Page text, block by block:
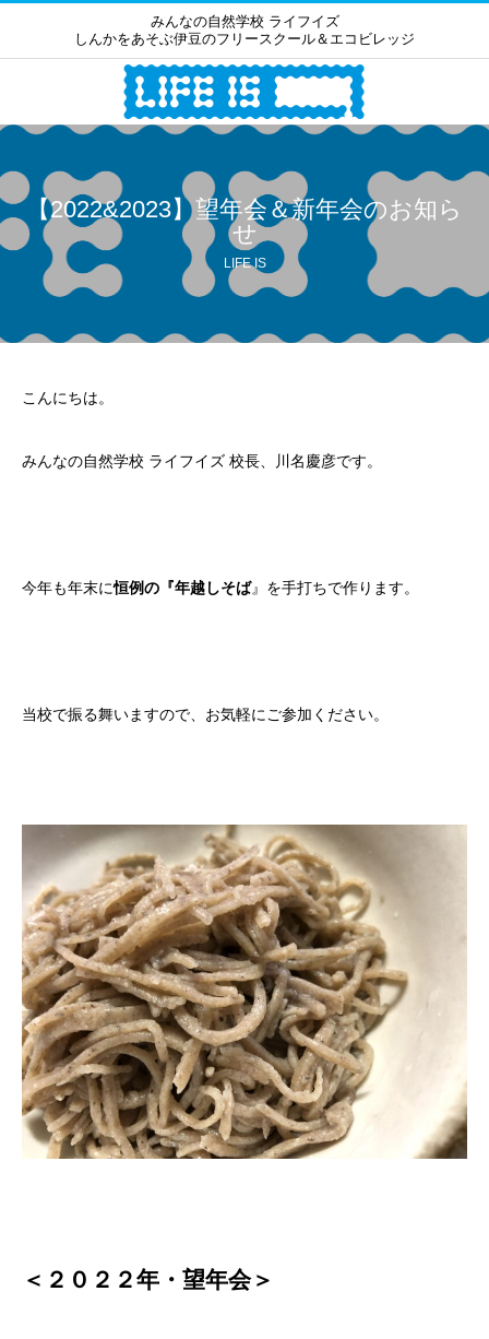
みんなの自然学校 ライフイズ
しんかをあそぶ伊豆のフリースクール＆エコビレッジ
【2022&2023】望年会＆新年会のお知ら
せ
LIFE IS
こんにちは。
みんなの自然学校 ライフイズ 校長、川名慶彦です。
今年も年末に恒例の『年越しそば』を手打ちで作ります。
当校で振る舞いますので、お気軽にご参加ください。
＜２０２２年・望年会＞